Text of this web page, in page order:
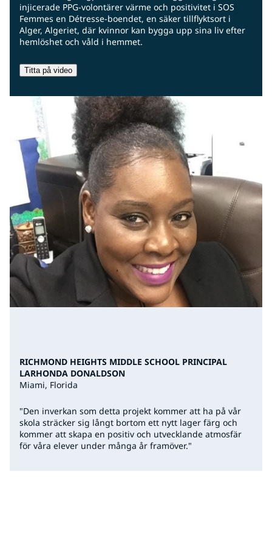
injicerade PPG-volontärer värme och positivitet i SOS
Femmes en Détresse-boendet, en säker tillflyktsort i
Alger, Algeriet, där kvinnor kan bygga upp sina liv efter
hemlöshet och våld i hemmet.
Titta på video
RICHMOND HEIGHTS MIDDLE SCHOOL PRINCIPAL
LARHONDA DONALDSON
Miami, Florida
"Den inverkan som detta projekt kommer att ha på vår
skola sträcker sig långt bortom ett nytt lager färg och
kommer att skapa en positiv och utvecklande atmosfär
för våra elever under många år framöver."